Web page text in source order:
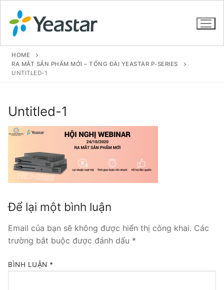
SẢN PHẨM
VOIP PBX FOR SME
Tổng đài VoIP Yeastar S412
Tổng đài VoIP Yeastar S20
Tổng đài VoIP Yeastar S300
HOSTED PHONE SYSTEM
HOME
RA MẮT SẢN PHẨM MỚI – TỔNG ĐÀI YEASTAR P-SERIES
UNTITLED-1
Untitled-1
Để lại một bình luận
Email của bạn sẽ không được hiển thị công khai. Các
trường bắt buộc được đánh dấu *
BÌNH LUẬN *